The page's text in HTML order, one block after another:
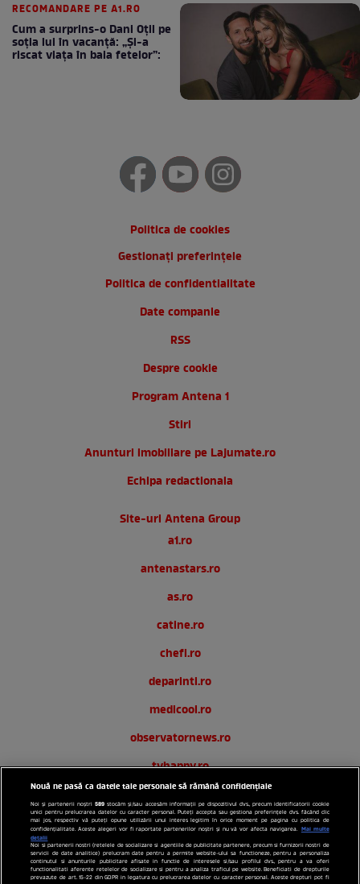
RECOMANDARE PE A1.RO
Cum a surprins-o Dani Oțil pe
soția lui în vacanță: „Și-a
riscat viața în baia fetelor”:
Politica de cookies
Gestionați preferințele
Politica de confidentialitate
Date companie
RSS
Despre cookie
Program Antena 1
Stiri
Anunturi imobiliare pe Lajumate.ro
Echipa redactionala
Site-uri Antena Group
a1.ro
antenastars.ro
as.ro
catine.ro
chefi.ro
deparinti.ro
medicool.ro
observatornews.ro
tvhappy.ro
useit.ro
zutv.ro
Trends AntenaPLAY
AntenaPLAY
Nouă ne pasă ca datele tale personale să rămână confidențiale
Noi și partenerii noștri589 stocăm și/sau accesăm informații pe dispozitivul dvs., precum identificatorii cookie
unici pentru prelucrarea datelor cu caracter personal. Puteți accepta sau gestiona preferințele dvs. făcând clic
mai jos, respectiv vă puteți opune utilizării unui interes legitim în orice moment pe pagina cu politica de
confidențialitate. Aceste alegeri vor fi raportate partenerilor noștri și nu vă vor afecta navigarea. Mai multe
detalii
Noi si partenerii nostri (retelele de socializare si agentiile de publicitate partenere, precum si furnizorii nostri de
servicii de date analitice) prelucram date pentru a permite website-ului sa functioneze, pentru a personaliza
continutul si anunturile publicitare afisate in functie de interesele si/sau profilul dvs., pentru a va oferi
functionalitati aferente retelelor de socializare si pentru a analiza traficul pe website. Beneficiati de drepturile
prevazute de art. 15-22 din GDPR in legatura cu prelucrarea datelor cu caracter personal. Aceste drepturi pot fi